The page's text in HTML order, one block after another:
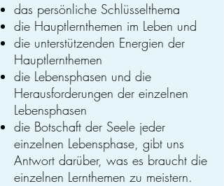
das persönliche Schlüsselthema
die Hauptlernthemen im Leben und
die unterstützenden Energien der
Hauptlernthemen
die Lebensphasen und die
Herausforderungen der einzelnen
Lebensphasen
die Botschaft der Seele jeder
einzelnen Lebensphase, gibt uns
Antwort darüber, was es braucht die
einzelnen Lernthemen zu meistern.